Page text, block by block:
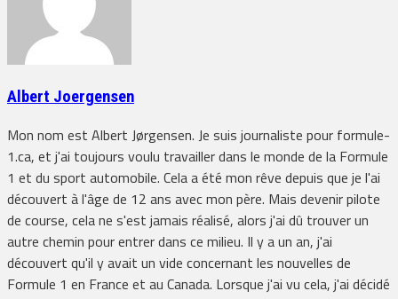
Albert Joergensen
Mon nom est Albert Jørgensen. Je suis journaliste pour formule-
1.ca, et j'ai toujours voulu travailler dans le monde de la Formule
1 et du sport automobile. Cela a été mon rêve depuis que je l'ai
découvert à l'âge de 12 ans avec mon père. Mais devenir pilote
de course, cela ne s'est jamais réalisé, alors j'ai dû trouver un
autre chemin pour entrer dans ce milieu. Il y a un an, j'ai
découvert qu'il y avait un vide concernant les nouvelles de
Formule 1 en France et au Canada. Lorsque j'ai vu cela, j'ai décidé